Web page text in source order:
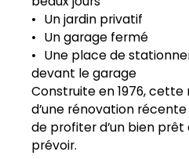
Un jardin privatif
Un garage fermé
Une place de
devant le garage
Construite en 1976,
d’une rénovation
de profiter d’un bien
prévoir.